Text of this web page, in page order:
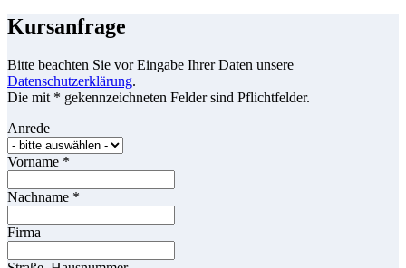
Kursanfrage
Bitte beachten Sie vor Eingabe Ihrer Daten unsere
Datenschutzerklärung.
Die mit * gekennzeichneten Felder sind Pflichtfelder.
Anrede
Vorname *
Nachname *
Firma